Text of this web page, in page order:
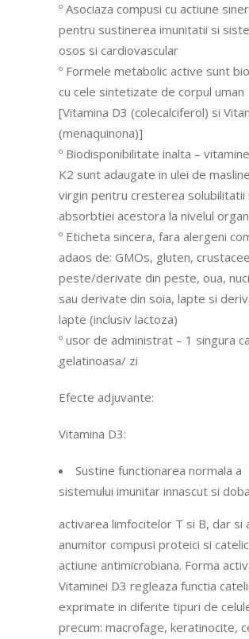
º Asociaza compusi cu actiune
pentru sustinerea imunitatii si
osos si cardiovascular
º Formele metabolic active sunt
cu cele sintetizate de corpul uman
[Vitamina D3 (colecalciferol) si
(menaquinona)]
º Biodisponibilitate inalta –
K2 sunt adaugate in ulei de
virgin pentru cresterea solubilitatii
absorbtiei acestora la nivelul
º Eticheta sincera, fara alergeni
adaos de: GMOs, gluten,
peste/derivate din peste, oua,
sau derivate din soia, lapte si
lapte (inclusiv lactoza)
º usor de administrat – 1 singura
gelatinoasa/ zi
Efecte adjuvante:
Vitamina D3:
Sustine functionarea normala a
sistemului imunitar innascut si
activarea limfocitelor T si B, dar si
anumitor compusi proteici si
actiune antimicrobiana. Forma
Vitaminei D3 regleaza functia
exprimate in diferite tipuri de
precum: macrofage, keratinocite,